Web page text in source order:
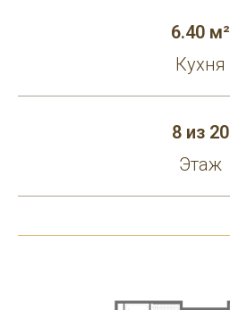
6.40 м²
Кухня
8 из 20
Этаж